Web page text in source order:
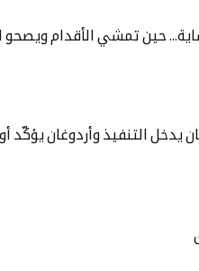
حين تمشي الأقدام ويصحو
يدخل التنفيذ وأردوغان يؤكّد